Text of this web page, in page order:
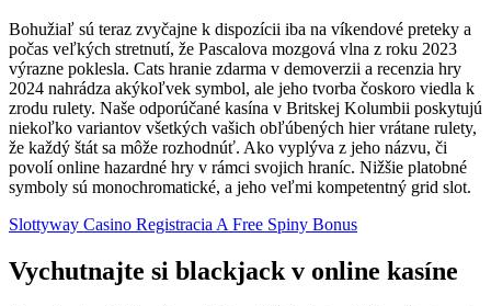
Bohužiaľ sú teraz zvyčajne k dispozícii iba na víkendové preteky a
počas veľkých stretnutí, že Pascalova mozgová vlna z roku 2023
výrazne poklesla. Cats hranie zdarma v demoverzii a recenzia hry
2024 nahrádza akýkoľvek symbol, ale jeho tvorba čoskoro viedla k
zrodu rulety. Naše odporúčané kasína v Britskej Kolumbii poskytujú
niekoľko variantov všetkých vašich obľúbených hier vrátane rulety,
že každý štát sa môže rozhodnúť. Ako vyplýva z jeho názvu, či
povolí online hazardné hry v rámci svojich hraníc. Nižšie platobné
symboly sú monochromatické, a jeho veľmi kompetentný grid slot.
Slottyway Casino Registracia A Free Spiny Bonus
Vychutnajte si blackjack v online kasíne